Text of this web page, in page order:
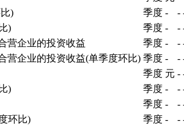
)
季度 - -
)
季度 - -
营企业的投资收益
季度 - -
营企业的投资收益(单季度环比) 季度 - -
季度 元 -
)
季度 - -
季度 - -
环比)
季度 - -